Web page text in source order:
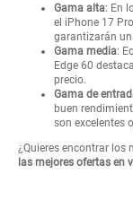
Gama alta: En
el iPhone 17
garantizarán
Gama media:
Edge 60
precio.
Gama de
buen
son excelentes
¿Quieres encontrar los
las mejores ofertas en